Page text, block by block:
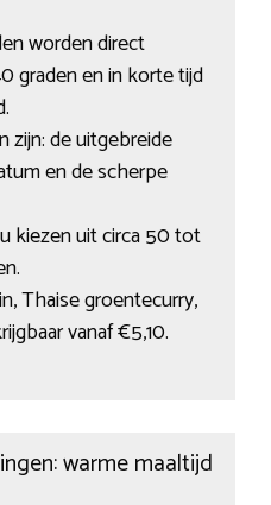
worden direct
graden en in korte tijd
zijn: de uitgebreide
en de scherpe
kiezen uit circa 50 tot
Thaise groentecurry,
vanaf €5,10.
warme maaltijd